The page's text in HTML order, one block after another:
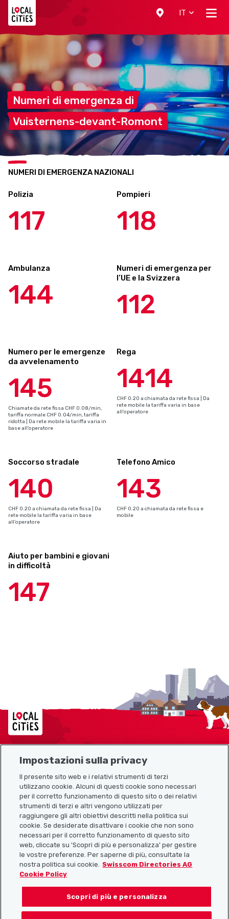
IT
Numeri di emergenza di
Vuisternens-devant-Romont
NUMERI DI EMERGENZA NAZIONALI
Polizia
117
Pompieri
118
Ambulanza
144
Numeri di emergenza per
l’UE e la Svizzera
112
Numero per le emergenze
da avvelenamento
145
Chiamate da rete fissa CHF 0.08/min,
tariffa normale CHF 0.04/min, tariffa
ridotta | Da rete mobile la tariffa varia in
base all’operatore
Rega
1414
CHF 0.20 a chiamata da rete fissa | Da
rete mobile la tariffa varia in base
all’operatore
Soccorso stradale
140
CHF 0.20 a chiamata da rete fissa | Da
rete mobile la tariffa varia in base
all’operatore
Telefono Amico
143
CHF 0.20 a chiamata da rete fissa e
mobile
Aiuto per bambini e giovani
in difficoltà
147
Localcities
Link utili
Scarica l’app Localcities
Seguiteci su:
Impostazioni sulla privacy
Il presente sito web e i relativi strumenti di terzi
utilizzano cookie. Alcuni di questi cookie sono necessari
per il corretto funzionamento di questo sito o dei relativi
strumenti di terzi e altri vengono utilizzati per
raggiungere gli altri obiettivi descritti nella politica sui
cookie. Se desiderate disattivare i cookie che non sono
necessari per il corretto funzionamento di questo sito
web, cliccate su 'Scopri di più e personalizza' per gestire
le vostre preferenze. Per saperne di più, consultate la
nostra politica sui cookie.
Swisscom Directories AG
Cookie Policy
Scopri di più e personalizza